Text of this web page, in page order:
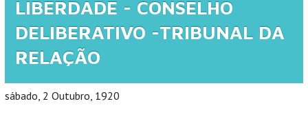
LIBERDADE - CONSELHO
DELIBERATIVO -TRIBUNAL DA
RELAÇÃO
sábado, 2 Outubro, 1920